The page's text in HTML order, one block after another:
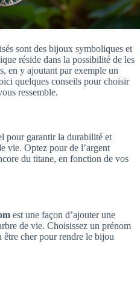
sont des bijoux symboliques et
réside dans la possibilité de les
en y ajoutant par exemple un
quelques conseils pour choisir
ressemble.
pour garantir la durabilité et
vie. Optez pour de l’argent
du titane, en fonction de vos
est une façon d’ajouter une
de vie. Choisissez un prénom
cher pour rendre le bijou